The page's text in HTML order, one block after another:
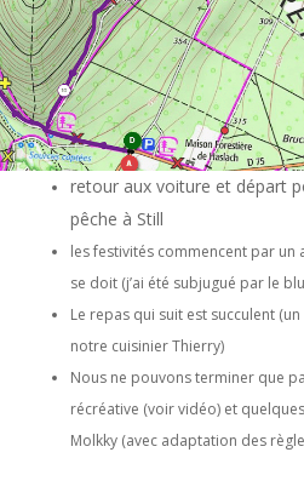
retour aux voiture et départ
pêche à Still
les festivités commencent par un
se doit (j’ai été subjugué par le
Le repas qui suit est succulent
notre cuisinier Thierry)
Nous ne pouvons terminer que
récréative (voir vidéo) et
Molkky (avec adaptation des